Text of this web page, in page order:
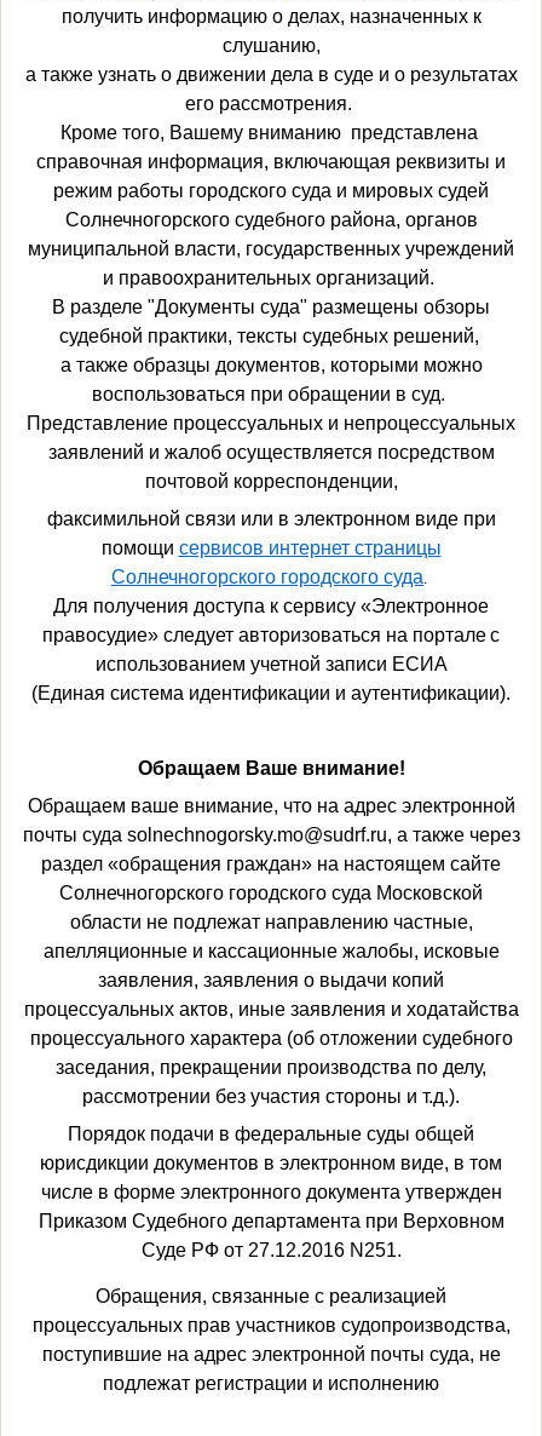
получить информацию о делах, назначенных к
слушанию,
а также узнать о движении дела в суде и о результатах
его рассмотрения.
Кроме того, Вашему вниманию представлена
справочная информация, включающая реквизиты и
режим работы городского суда и мировых судей
Солнечногорского судебного района, органов
муниципальной власти, государственных учреждений
и правоохранительных организаций.
В разделе "Документы суда" размещены обзоры
судебной практики, тексты судебных решений,
а также образцы документов, которыми можно
воспользоваться при обращении в суд.
Представление процессуальных и непроцессуальных
заявлений и жалоб осуществляется посредством
почтовой корреспонденции,
факсимильной связи или в электронном виде при
помощи сервисов интернет страницы
Солнечногорского городского суда.
Для получения доступа к сервису «Электронное
правосудие» следует авторизоваться на порталес
использованием учетной записи ЕСИА
(Единая система идентификации и аутентификации).
Обращаем Ваше внимание!
Обращаем ваше внимание, что на адреc электронной
почты суда solnechnogorsky.mo@sudrf.ru, а также через
раздел «обращения граждан» на настоящем сайте
Солнечногорского городского суда Московской
области не подлежат направлению частные,
апелляционные и кассационные жалобы, исковые
заявления, заявления о выдачи копий
процессуальных актов, иные заявления и ходатайства
процессуального характера (об отложении судебного
заседания, прекращении производства по делу,
рассмотрении без участия стороны и т.д.).
Порядок подачи в федеральные суды общей
юрисдикции документов в электронном виде, в том
числе в форме электронного документа утвержден
Приказом Судебного департамента при Верховном
Суде РФ от 27.12.2016 N251.
Обращения, связанные с реализацией
процессуальных прав участников судопроизводства,
поступившие на адрес электронной почты суда, не
подлежат регистрации и исполнению